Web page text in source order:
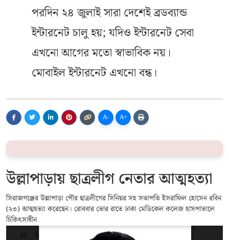
পরদিন ২৪ জুলাই সারা দেশেই ব্রডব্যান্ড
ইন্টারনেট চালু হয়; যদিও ইন্টারনেট সেবা
এখনো আগের মতো স্বাভাবিক নয়।
মোবাইল ইন্টারনেট এখনো বন্ধ।
A- A+
উল্লাপাড়ায় ছাত্রলীগ নেতার আত্মহত্যা
সিরাজগঞ্জের উল্লাপাড়া পৌর ছাত্রলীগের সিনিয়র সহ সভাপতি ইসরাফিল হোসেন রবিন
(২৩) আত্মহত্যা করেছেন। রোববার ভোর রাতে ঢাকা মেডিকেল কলেজ হাসপাতালে
চিকিৎসাধীন